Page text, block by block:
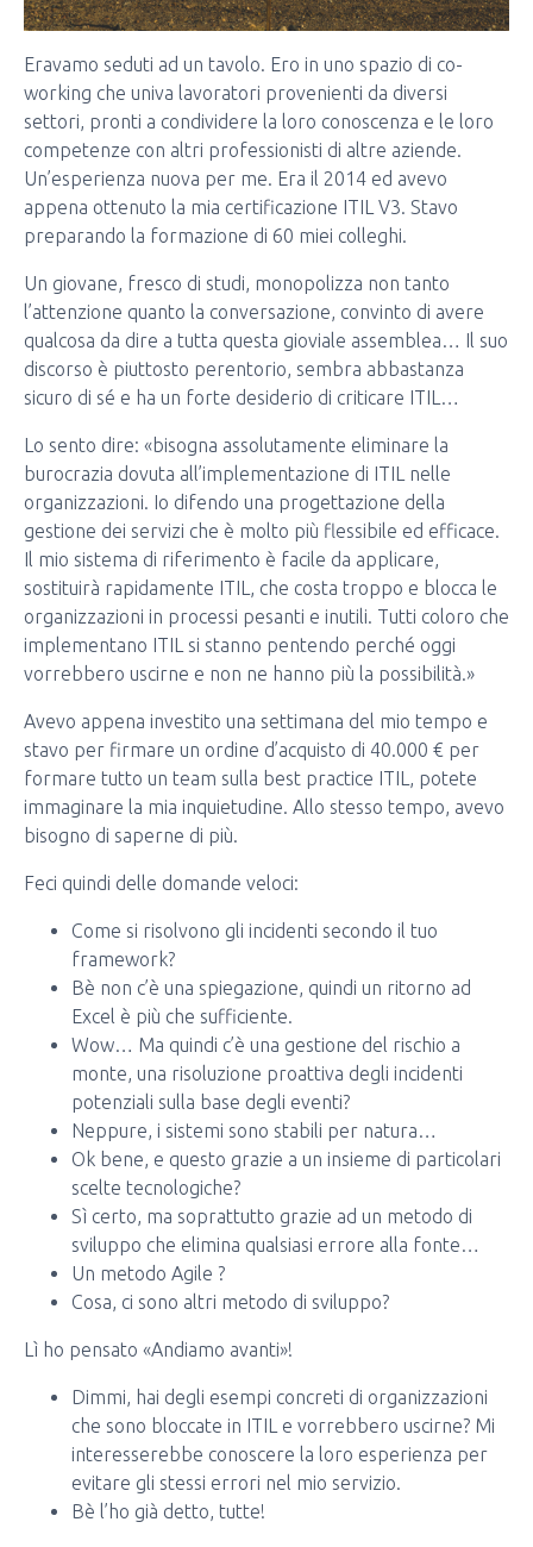
Eravamo seduti ad un tavolo. Ero in uno spazio di co-
working che univa lavoratori provenienti da diversi
settori, pronti a condividere la loro conoscenza e le loro
competenze con altri professionisti di altre aziende.
Un’esperienza nuova per me. Era il 2014 ed avevo
appena ottenuto la mia certificazione ITIL V3. Stavo
preparando la formazione di 60 miei colleghi.
Un giovane, fresco di studi, monopolizza non tanto
l’attenzione quanto la conversazione, convinto di avere
qualcosa da dire a tutta questa gioviale assemblea… Il suo
discorso è piuttosto perentorio, sembra abbastanza
sicuro di sé e ha un forte desiderio di criticare ITIL…
Lo sento dire: «bisogna assolutamente eliminare la
burocrazia dovuta all’implementazione di ITIL nelle
organizzazioni. Io difendo una progettazione della
gestione dei servizi che è molto più flessibile ed efficace.
Il mio sistema di riferimento è facile da applicare,
sostituirà rapidamente ITIL, che costa troppo e blocca le
organizzazioni in processi pesanti e inutili. Tutti coloro che
implementano ITIL si stanno pentendo perché oggi
vorrebbero uscirne e non ne hanno più la possibilità.»
Avevo appena investito una settimana del mio tempo e
stavo per firmare un ordine d’acquisto di 40.000 € per
formare tutto un team sulla best practice ITIL, potete
immaginare la mia inquietudine. Allo stesso tempo, avevo
bisogno di saperne di più.
Feci quindi delle domande veloci:
Come si risolvono gli incidenti secondo il tuo
framework?
Bè non c’è una spiegazione, quindi un ritorno ad
Excel è più che sufficiente.
Wow… Ma quindi c’è una gestione del rischio a
monte, una risoluzione proattiva degli incidenti
potenziali sulla base degli eventi?
Neppure, i sistemi sono stabili per natura…
Ok bene, e questo grazie a un insieme di particolari
scelte tecnologiche?
Sì certo, ma soprattutto grazie ad un metodo di
sviluppo che elimina qualsiasi errore alla fonte…
Un metodo Agile ?
Cosa, ci sono altri metodo di sviluppo?
Lì ho pensato «Andiamo avanti»!
Dimmi, hai degli esempi concreti di organizzazioni
che sono bloccate in ITIL e vorrebbero uscirne? Mi
interesserebbe conoscere la loro esperienza per
evitare gli stessi errori nel mio servizio.
Bè l’ho già detto, tutte!